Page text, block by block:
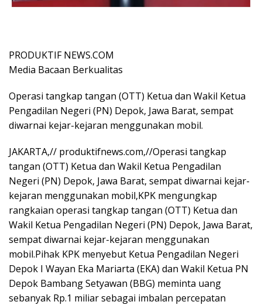
PRODUKTIF NEWS.COM
Media Bacaan Berkualitas
Operasi tangkap tangan (OTT) Ketua dan Wakil Ketua
Pengadilan Negeri (PN) Depok, Jawa Barat, sempat
diwarnai kejar-kejaran menggunakan mobil.
JAKARTA,// produktifnews.com,//Operasi tangkap
tangan (OTT) Ketua dan Wakil Ketua Pengadilan
Negeri (PN) Depok, Jawa Barat, sempat diwarnai kejar-
kejaran menggunakan mobil,KPK mengungkap
rangkaian operasi tangkap tangan (OTT) Ketua dan
Wakil Ketua Pengadilan Negeri (PN) Depok, Jawa Barat,
sempat diwarnai kejar-kejaran menggunakan
mobil.Pihak KPK menyebut Ketua Pengadilan Negeri
Depok I Wayan Eka Mariarta (EKA) dan Wakil Ketua PN
Depok Bambang Setyawan (BBG) meminta uang
sebanyak Rp.1 miliar sebagai imbalan percepatan